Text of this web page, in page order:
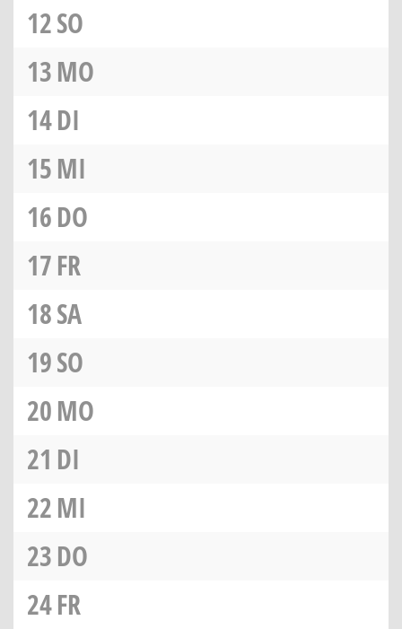
12SO
13MO
14DI
15MI
16DO
17FR
18SA
19SO
20MO
21 DI
22MI
23DO
24FR